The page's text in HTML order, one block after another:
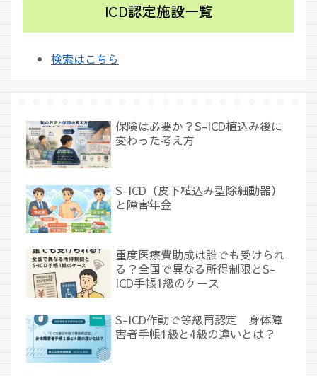
ICD認定施設一覧
検索はこちら
保険は必要か？S-ICD植込み後に
変わった考え方
S-ICD（皮下植込み型除細動器）
と障害年金
重度医療費助成は誰でも受けられ
る？全国で異なる所得制限とS-
ICD手帳1級のケース
S-ICD作動で等級再認定 身体障
害者手帳1級と4級の違いとは？